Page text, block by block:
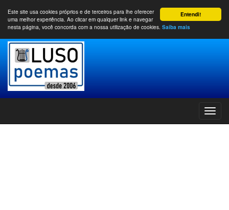
Entendi!
Este site usa cookies próprios e de terceiros para lhe oferecer
uma melhor experiência. Ao clicar em qualquer link e navegar
nesta página, você concorda com a nossa utilização de cookies. Saiba mais